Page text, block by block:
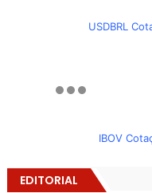
USDBRL
IBOV
EDITORIAL